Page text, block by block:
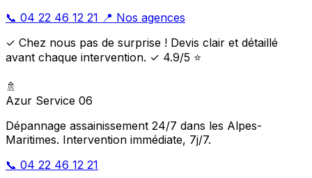
📞 04 22 46 12 21 📍 Nos agences
✓ Chez nous pas de surprise ! Devis clair et détaillé
avant chaque intervention. ✓ 4.9/5 ⭐
🚿
Azur Service 06
Dépannage assainissement 24/7 dans les Alpes-
Maritimes. Intervention immédiate, 7j/7.
📞 04 22 46 12 21